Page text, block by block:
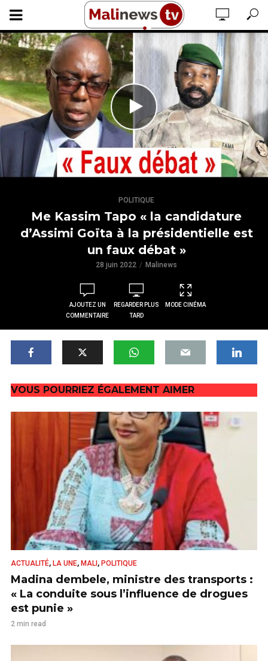
POLITIQUE
Me Kassim Tapo « la candidature
d’Assimi Goïta à la présidentielle est
un faux débat »
28 juin 2022 Malinews
AJOUTEZ UN
COMMENTAIRE
REGARDER PLUS
TARD
MODE CINÉMA
VOUS POURRIEZ ÉGALEMENT AIMER
ACTUALITÉ, LA UNE, MALI , POLITIQUE
Madina dembele, ministre des transports :
« La conduite sous l’influence de drogues
est punie »
2 min read